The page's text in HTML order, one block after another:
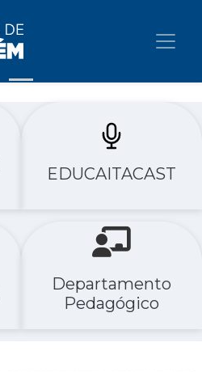
Next
EDUCAITACAST
Departamento
Pedagógico